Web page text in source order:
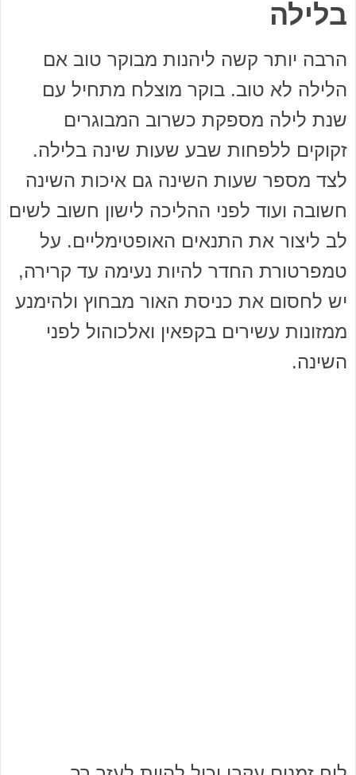
בלילה
הרבה יותר קשה ליהנות מבוקר טוב אם
הלילה לא טוב. בוקר מוצלח מתחיל עם
שנת לילה מספקת כשרוב המבוגרים
זקוקים ללפחות שבע שעות שינה בלילה.
לצד מספר שעות השינה גם איכות השינה
חשובה ועוד לפני ההליכה לישון חשוב לשים
לב ליצור את התנאים האופטימליים. על
טמפרטורת החדר להיות נעימה עד קרירה,
יש לחסום את כניסת האור מבחוץ ולהימנע
ממזונות עשירים בקפאין ואלכוהול לפני
השינה.